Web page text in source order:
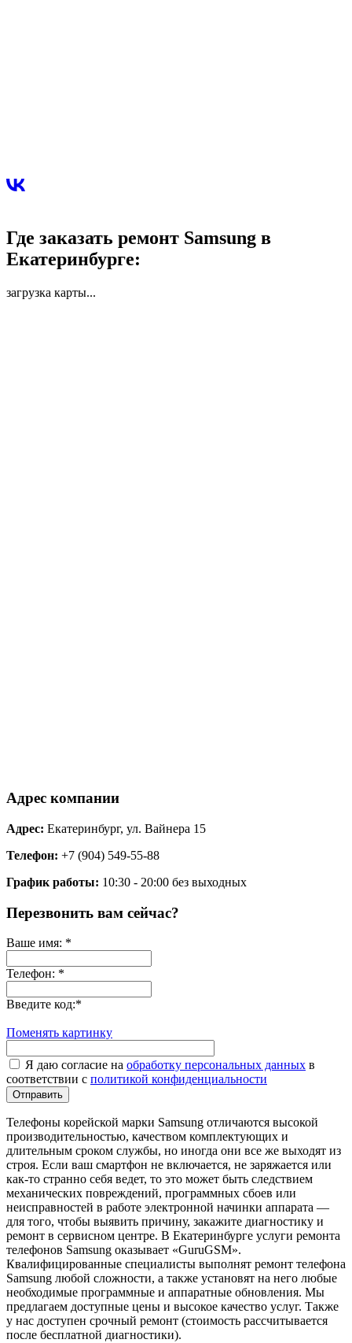
Где заказать ремонт Samsung в
Екатеринбурге:
загрузка карты...
Адрес компании
Адрес: Екатеринбург, ул. Вайнера 15
Телефон: +7 (904) 549-55-88
График работы: 10:30 - 20:00 без выходных
Перезвонить вам сейчас?
Ваше имя: *
Телефон: *
Введите код:*
Поменять картинку
Я даю согласие на обработку персональных данных в
соответствии с политикой конфиденциальности
Отправить
Телефоны корейской марки Samsung отличаются высокой
производительностью, качеством комплектующих и
длительным сроком службы, но иногда они все же выходят из
строя. Если ваш смартфон не включается, не заряжается или
как-то странно себя ведет, то это может быть следствием
механических повреждений, программных сбоев или
неисправностей в работе электронной начинки аппарата —
для того, чтобы выявить причину, закажите диагностику и
ремонт в сервисном центре. В Екатеринбурге услуги ремонта
телефонов Samsung оказывает «GuruGSM».
Квалифицированные специалисты выполнят ремонт телефона
Samsung любой сложности, а также установят на него любые
необходимые программные и аппаратные обновления. Мы
предлагаем доступные цены и высокое качество услуг. Также
у нас доступен срочный ремонт (стоимость рассчитывается
после бесплатной диагностики).